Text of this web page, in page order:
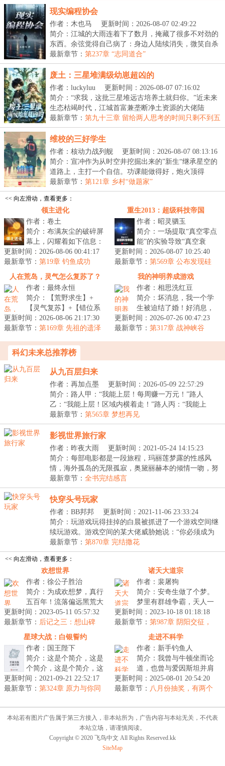
现实编程协会
作者：木也马
更新时间：2026-08-07 02:49:22
简介：江城的大雨连着下了数月，掩藏了很多不对劲的
东西。余弦觉得自己病了：身边人陆续消失，微笑自杀
案...
最新章节： 第237章 “志同道合”
废土：三星堆满级幼崽超凶的
作者：luckyluu
更新时间：2026-08-07 07:16:02
简介：“求我，这批三星堆远古培养土就归你。”近未来
生态枯竭时代，江城首富兼垄断净土资源的大佬陆
宴，...
最新章节： 第九十三章 留给两人思考的时间只剩不到五
秒
维校的三好学生
作者：核动力战列舰
更新时间：2026-08-07 08:13:16
简介：宣冲作为从时空井挖掘出来的”新生“继承星空的
道路上，主打一个自信。功课能做得好，炮火顶得
住，...
最新章节： 第121章 乡村“做题家”
<< 向左滑动，查看更多：
领主进化
作者：卷土
简介：布满灰尘的破碎屏
幕上，闪耀着如下信息：
索尔三号（地球）垦殖域
曾种植名单如下：三叶
虫：节肢动物...
更新时间：2026-08-06 00:41:17
最新章节： 第19章 钓鱼成功
重生2013：超级科技帝国
作者：昭灵驷玉
简介：一场提取“真空零点
能”的实验导致“真空衰
变”，由此引发宇宙级灾
难，陆安作为人类唯一的
幸存者穿...
更新时间：2026-08-07 10:25:40
最新章节： 第569章 公布发现硅
基生命，轰动全人类
人在荒岛，灵气怎么复苏了？
作者：最终永恒
简介：【荒野求生】+
【灵气复苏】+【错位系
统】+【文明建设】一艘
国际邮轮在公海遭遇意
更新时间：2026-08-06 21:17:30
最新章节： 第169章 先祖的遗泽
我的神明养成游戏
作者：相思洗红豆
简介：坏消息，我一个学
生被迫结了婚！好消息，
新娘身材巨好！坏消息，
我老婆不允许我去夜店酒
更新时间：2026-07-26 00:47:23
最新章节： 第317章 战神峡谷
科幻未来总推荐榜
从九百层归来
作者：再加点墨
更新时间：2026-05-09 22:57:29
简介：路人甲：“我能上层！每周赚一万元！”路人
乙：“我能上层！区域内横着走！”路人丙：“我能上
层！...
最新章节： 第565章 梦想再见
影视世界旅行家
作者：昨夜大雨
更新时间：2021-05-24 14:15:23
简介：每部电影都是一段旅程，玛丽莲梦露的性感风
情，海外孤岛的无限孤寂，奥黛丽赫本的倾情一吻，努
力活...
最新章节： 全书完结感言
快穿头号玩家
作者：BB邦邦
更新时间：2021-11-06 23:33:24
简介：玩游戏玩得挂掉的白晨被抓进了一个游戏空间继
续玩游戏。游戏空间的某大佬威胁她说：“你必须成为
游...
最新章节： 第870章 完结撒花
<< 向左滑动，查看更多：
欢想世界
作者：徐公子胜治
简介：为成欢想梦，真行
五百年！流落偏远黑荒大
陆的东国少年华真行，某
日梦见了五百年后的世
界。在那个世...
更新时间：2023-05-11 05:57:32
最新章节： 后记之三：想山碑
诸天大道宗
作者：裴屠狗
简介：安奇生做了个梦。
梦里有群雄争霸，天人一
剑落星斗。有百鬼日行，
妖魔霍乱人间，长眉道人
手持木剑斩...
更新时间：2023-10-18 01:18:18
最新章节： 第987章 阴阳交征，
太极乃生（五）
星球大战：白银誓约
作者：国王陛下
简介：这是个简介，这是
个简介，这是个简介，这
是个简介，这是个简
介。...
更新时间：2021-09-21 22:52:17
最新章节： 第324章 原力与你同
走进不科学
作者：新手钓鱼人
简介：我曾与牛顿坐而论
道，也曾与爱因斯坦并肩
齐行。我弄乱过普朗克的
发型，也曾为张仲景的
更新时间：2025-08-01 20:54:20
最新章节： 八月份抽奖，有两个
本站若有图片广告属于第三方接入，非本站所为，广告内容与本站无关，不代表
本站立场，请谨慎阅读。
Copyright © 2020 飞鸟中文 All Rights Reserved.kk
SiteMap